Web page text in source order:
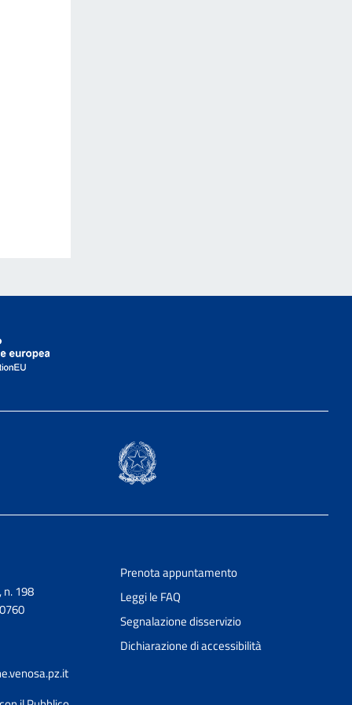
198
Prenota appuntamento
Leggi le FAQ
Segnalazione disservizio
Dichiarazione di accessibilità